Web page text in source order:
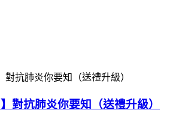
對抗肺炎你要知（送禮升級）